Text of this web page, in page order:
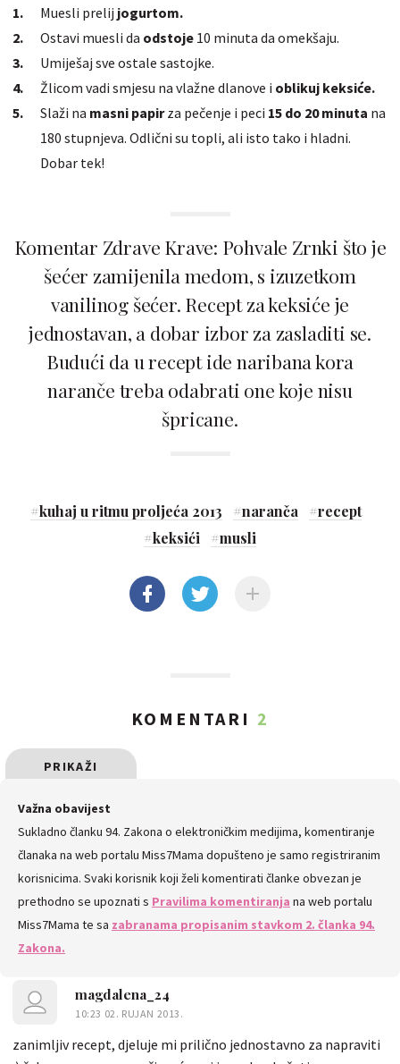
Muesli prelij jogurtom.
Ostavi muesli da odstoje 10 minuta da omekšaju.
Umiješaj sve ostale sastojke.
Žlicom vadi smjesu na vlažne dlanove i oblikuj keksiće.
Slaži na masni papirza pečenje i peci 15 do 20 minuta na
180 stupnjeva. Odlični su topli, ali isto tako i hladni.
Dobar tek!
Komentar Zdrave Krave: Pohvale Zrnki što je
šećer zamijenila medom, s izuzetkom
vanilinog šećer. Recept za keksiće je
jednostavan, a dobar izbor za zasladiti se.
Budući da u recept ide naribana kora
naranče treba odabrati one koje nisu
špricane.
#kuhaj u ritmu proljeća 2013 #naranča #recept
#keksići #musli
KOMENTARI 2
PRIKAŽI
SVE
KOMENTARE
Važna obavijest
Sukladno članku 94. Zakona o elektroničkim medijima, komentiranje
članaka na web portalu Miss7Mama dopušteno je samo registriranim
korisnicima. Svaki korisnik koji želi komentirati članke obvezan je
prethodno se upoznati s Pravilima komentiranja na web portalu
Miss7Mama te sa zabranama propisanim stavkom 2. članka 94.
Zakona.
magdalena_24
10:23 02. RUJAN 2013.
zanimljiv recept, djeluje mi prilično jednostavno za napraviti